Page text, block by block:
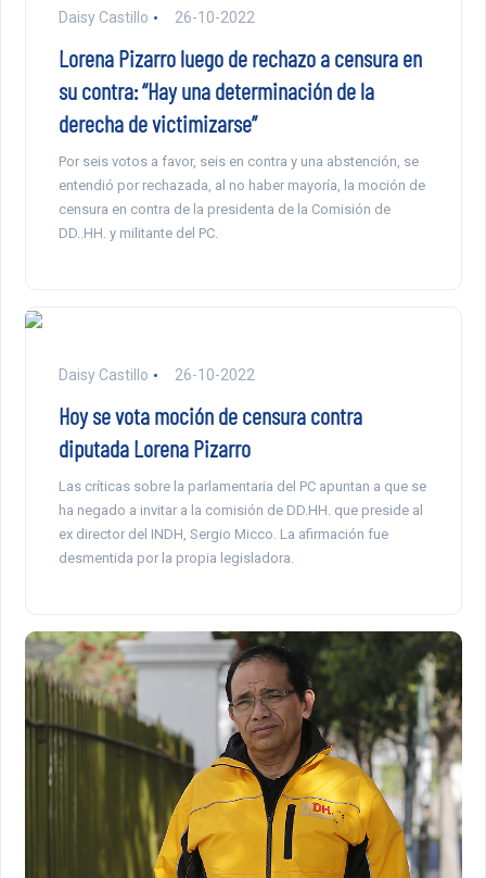
Daisy Castillo 26-10-2022
Lorena Pizarro luego de rechazo a censura en
su contra: “Hay una determinación de la
derecha de victimizarse”
Por seis votos a favor, seis en contra y una abstención, se
entendió por rechazada, al no haber mayoría, la moción de
censura en contra de la presidenta de la Comisión de
DD..HH. y militante del PC.
Daisy Castillo 26-10-2022
Hoy se vota moción de censura contra
diputada Lorena Pizarro
Las críticas sobre la parlamentaria del PC apuntan a que se
ha negado a invitar a la comisión de DD.HH. que preside al
ex director del INDH, Sergio Micco. La afirmación fue
desmentida por la propia legisladora.